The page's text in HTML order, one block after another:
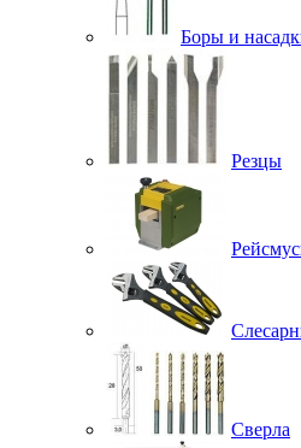
Боры и
Резцы
Сверла